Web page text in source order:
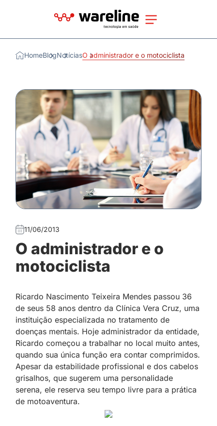
HomeBlogNotíciasO administrador e o motociclista
11/06/2013
O administrador e o
motociclista
Ricardo Nascimento Teixeira Mendes passou 36
de seus 58 anos dentro da Clínica Vera Cruz, uma
instituição especializada no tratamento de
doenças mentais. Hoje administrador da entidade,
Ricardo começou a trabalhar no local muito antes,
quando sua única função era contar comprimidos.
Apesar da estabilidade profissional e dos cabelos
grisalhos, que sugerem uma personalidade
serena, ele reserva seu tempo livre para a prática
de motoaventura.